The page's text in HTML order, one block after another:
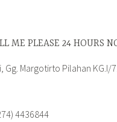
ME PLEASE 24 HOURS
Gg. Margotirto Pilahan
4436844